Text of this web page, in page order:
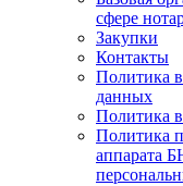
сфере
Закупки
Контакты
Политика
данных
Политика
Политика
аппарата